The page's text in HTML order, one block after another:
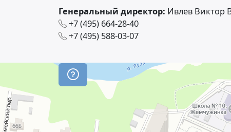
Генеральный директор: Ивлев Виктор
+7 (495) 664-28-40
+7 (495) 588-03-07